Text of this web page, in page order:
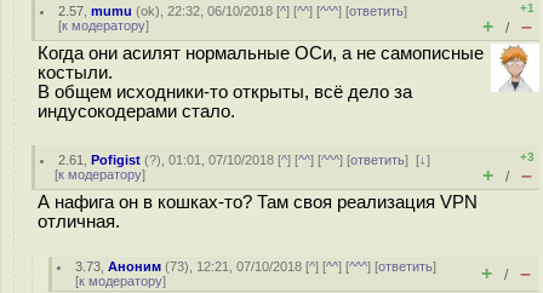
2.57 ,mumu (ok), 22:32, 06/10/2018 [^] [^^] [^^^] [ответить]
[к модератору]
+1
+ / –
Когда они асилят нормальные ОСи, а не самописные
костыли.
В общем исходники-то открыты, всё дело за
индусокодерами стало.
2.61 ,Pofigist (?), 01:01, 07/10/2018 [^] [^^] [^^^] [ответить][↓]
[к модератору]
+3
+ / –
А нафига он в кошках-то? Там своя реализация VPN
отличная.
3.73 ,Аноним (73), 12:21, 07/10/2018 [^] [^^] [^^^] [ответить]
[к модератору] + / –